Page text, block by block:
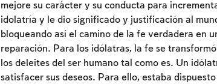
mejore su carácter y su conducta para
idolatría y le dio significado y justificación al
bloqueando así el camino de la fe verdadera en
reparación. Para los idólatras, la fe se
los deleites del ser humano tal como es. Un
satisfacer sus deseos. Para ello, estaba
Inscripcion